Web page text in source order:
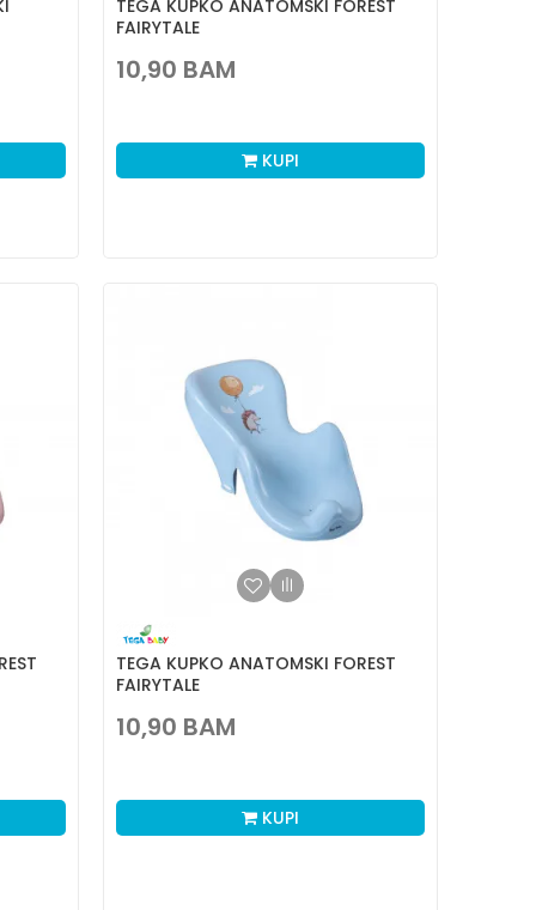
TEGA KUPKO ANATOMSKI FOREST
FAIRYTALE
10,90 BAM
KUPI
TEGA KUPKO ANATOMSKI FOREST
FAIRYTALE
10,90 BAM
KUPI